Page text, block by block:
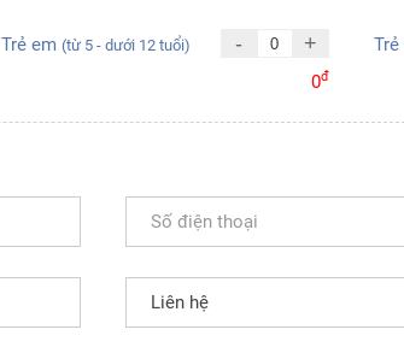
Trẻ em (từ 5 - dưới 12 tuổi) - +
0đ
Trẻ